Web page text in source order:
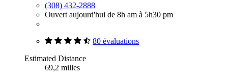
(308) 432-2888
Ouvert aujourd'hui de 8h am à 5h30 pm
80 évaluations
Estimated Distance
69,2 milles